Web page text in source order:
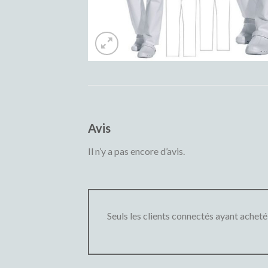
Avis
Il n’y a pas encore d’avis.
Seuls les clients connectés ayant